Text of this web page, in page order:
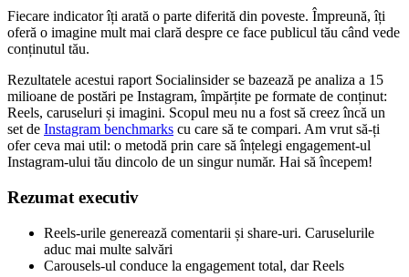
Fiecare indicator îți arată o parte diferită din poveste. Împreună, îți
oferă o imagine mult mai clară despre ce face publicul tău când vede
conținutul tău.
Rezultatele acestui raport Socialinsider se bazează pe analiza a 15
milioane de postări pe Instagram, împărțite pe formate de conținut:
Reels, caruseluri și imagini. Scopul meu nu a fost să creez încă un
set de Instagram benchmarks cu care să te compari. Am vrut să-ți
ofer ceva mai util: o metodă prin care să înțelegi engagement-ul
Instagram-ului tău dincolo de un singur număr. Hai să începem!
Rezumat executiv
Reels-urile generează comentarii și share-uri. Caruselurile
aduc mai multe salvări
Carousels-ul conduce la engagement total, dar Reels